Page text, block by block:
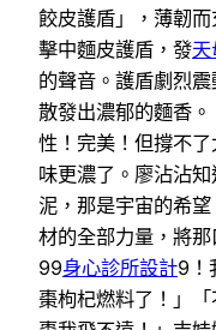
餃皮護盾」，薄韌
擊中麵皮護盾，發
的聲音。護盾劇烈
散發出濃郁的麵香
性！完美！但撐不
味更濃了。廖沾沾
泥，那是宇宙的希
材的全部力量，將
99身心診所設計9！
棗枸杞燃料了！」